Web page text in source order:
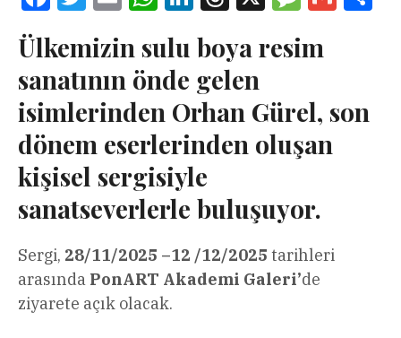
Ülkemizin sulu boya resim
sanatının önde gelen
isimlerinden Orhan Gürel, son
dönem eserlerinden oluşan
kişisel sergisiyle
sanatseverlerle buluşuyor.
Sergi, 28/11/2025 –12 /12/2025 tarihleri
arasında PonART Akademi Galeri’de
ziyarete açık olacak.